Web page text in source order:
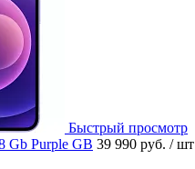
Быстрый просмотр
Gb Purple GB 39 990 руб. / шт